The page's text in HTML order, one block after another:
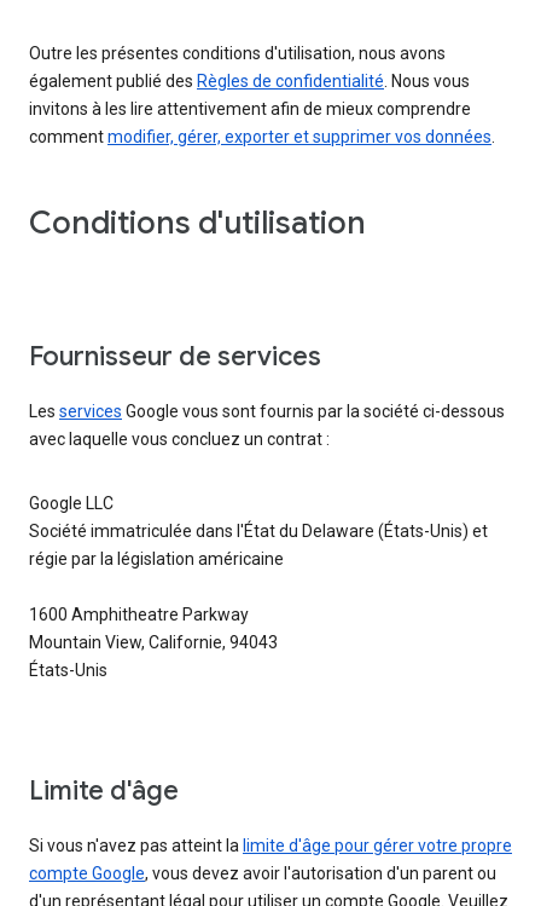
Outre les présentes conditions d'utilisation, nous avons
également publié des Règles de confidentialité . Nous vous
invitons à les lire attentivement afin de mieux comprendre
commentmodifier, gérer, exporter et supprimer vos données
Conditions d'utilisation
Fournisseur de services
Les services Google vous sont fournis par la société ci-dessous
avec laquelle vous concluez un contrat :
Google LLC
Société immatriculée dans l'État du Delaware (États-Unis) et
régie par la législation américaine
1600 Amphitheatre Parkway
Mountain View, Californie, 94043
États-Unis
Limite d'âge
Si vous n'avez pas atteint la limite d'âge pour gérer votre propre
compte Google, vous devez avoir l'autorisation d'un parent ou
d'un représentant légal pour utiliser un compte Google. Veuillez